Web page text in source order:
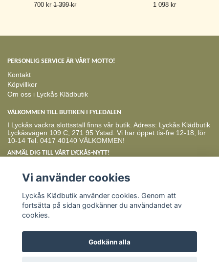
700 kr 1 399 kr
1 098 kr
PERSONLIG SERVICE ÄR VÅRT MOTTO!
Kontakt
Köpvillkor
Om oss i Lyckås Klädbutik
VÄLKOMMEN TILL BUTIKEN I FYLEDALEN
I Lyckås vackra slottsstall finns vår butik. Adress: Lyckås Klädbutik
Lyckåsvägen 109 C, 271 95 Ystad. Vi har öppet tis-fre 12-18, lör
10-14 Tel. 0417 40140 VÄLKOMMEN!
ANMÄL DIG TILL VÅRT LYCKÅS-NYTT!
Vi använder cookies
Lyckås Klädbutik använder cookies. Genom att
fortsätta på sidan godkänner du användandet av
cookies.
Godkänn alla